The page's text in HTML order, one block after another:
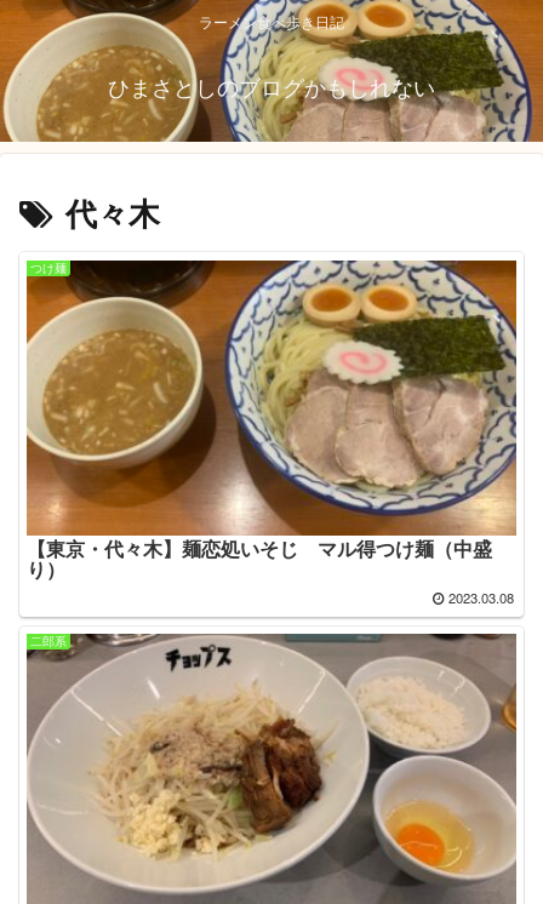
ラーメン食べ歩き日記
ひまさとしのブログかもしれない
代々木
つけ麺
【東京・代々木】麺恋処いそじ マル得つけ麺（中盛
り）
2023.03.08
二郎系